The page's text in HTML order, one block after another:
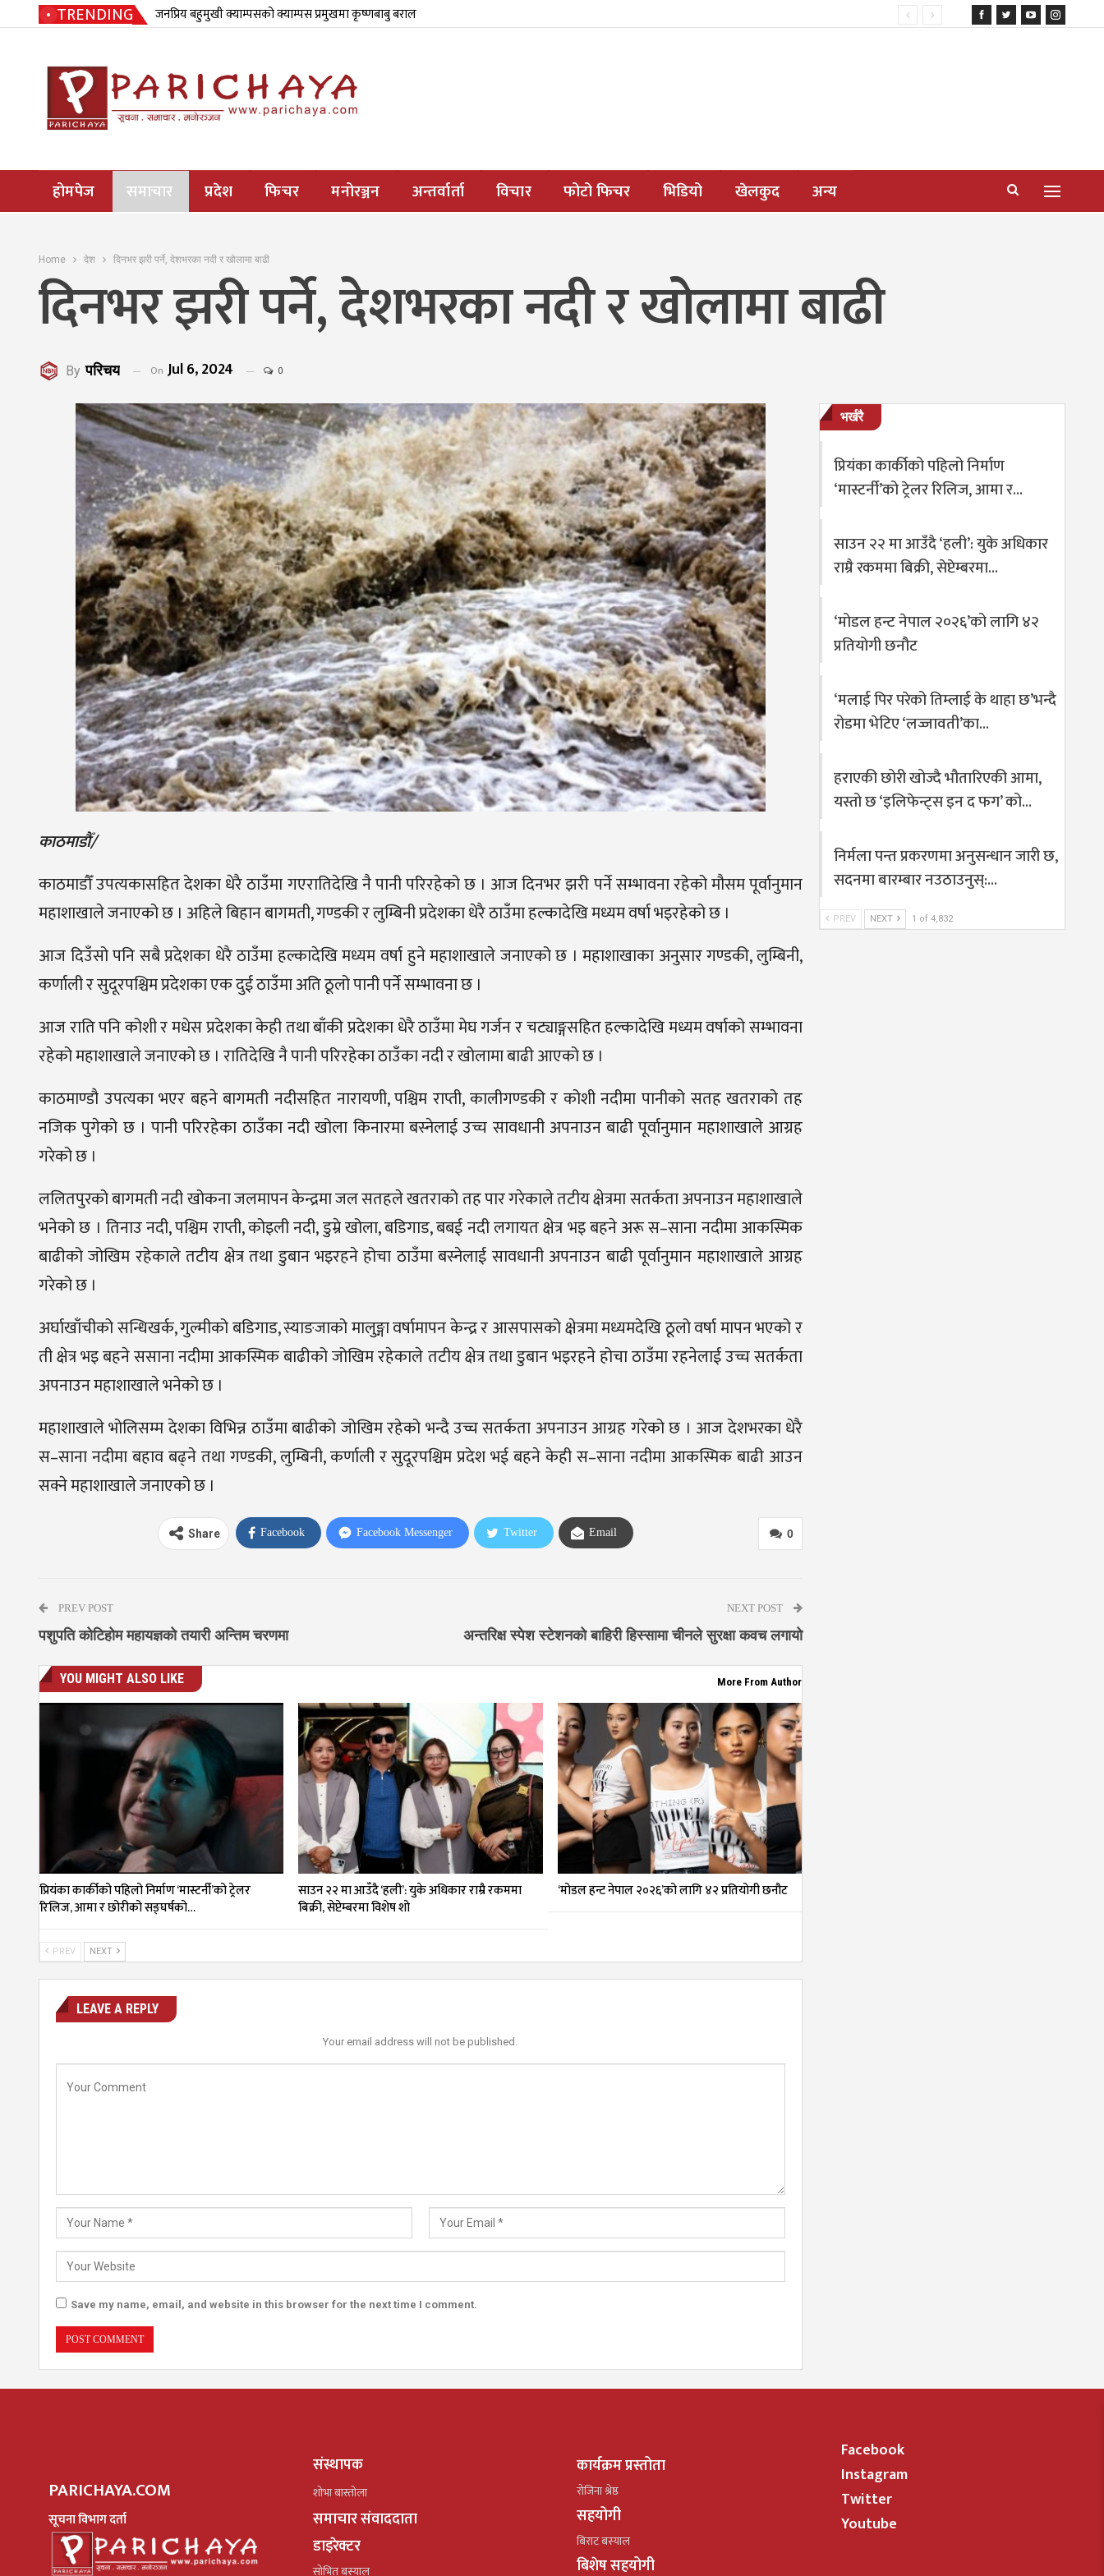
TRENDING जनप्रिय बहुमुखी क्याम्पसको क्याम्पस प्रमुखमा कृष्णबाबु बराल
होमपेज समाचार प्रदेश फिचर मनोरञ्जन अन्तर्वार्ता विचार फोटो फिचर भिडियो खेलकुद अन्य
Home देश दिनभर झरी पर्ने, देशभरका नदी र खोलामा बाढी
दिनभर झरी पर्ने, देशभरका नदी र खोलामा बाढी
By परिचय On Jul 6, 2024 0
काठमाडौँ/
काठमाडौँ उपत्यकासहित देशका धेरै ठाउँमा गएरातिदेखि नै पानी परिरहेको छ । आज दिनभर झरी पर्ने सम्भावना रहेको मौसम पूर्वानुमान
महाशाखाले जनाएको छ । अहिले बिहान बागमती, गण्डकी र लुम्बिनी प्रदेशका धेरै ठाउँमा हल्कादेखि मध्यम वर्षा भइरहेको छ ।
आज दिउँसो पनि सबै प्रदेशका धेरै ठाउँमा हल्कादेखि मध्यम वर्षा हुने महाशाखाले जनाएको छ । महाशाखाका अनुसार गण्डकी, लुम्बिनी,
कर्णाली र सुदूरपश्चिम प्रदेशका एक दुई ठाउँमा अति ठूलो पानी पर्ने सम्भावना छ ।
आज राति पनि कोशी र मधेस प्रदेशका केही तथा बाँकी प्रदेशका धेरै ठाउँमा मेघ गर्जन र चट्याङ्गसहित हल्कादेखि मध्यम वर्षाको सम्भावना
रहेको महाशाखाले जनाएको छ । रातिदेखि नै पानी परिरहेका ठाउँका नदी र खोलामा बाढी आएको छ ।
काठमाण्डौ उपत्यका भएर बहने बागमती नदीसहित नारायणी, पश्चिम राप्ती, कालीगण्डकी र कोशी नदीमा पानीको सतह खतराको तह
नजिक पुगेको छ । पानी परिरहेका ठाउँका नदी खोला किनारमा बस्नेलाई उच्च सावधानी अपनाउन बाढी पूर्वानुमान महाशाखाले आग्रह
गरेको छ ।
ललितपुरको बागमती नदी खोकना जलमापन केन्द्रमा जल सतहले खतराको तह पार गरेकाले तटीय क्षेत्रमा सतर्कता अपनाउन महाशाखाले
भनेको छ । तिनाउ नदी, पश्चिम राप्ती, कोइली नदी, डुम्रे खोला, बडिगाड, बबई नदी लगायत क्षेत्र भइ बहने अरू स–साना नदीमा आकस्मिक
बाढीको जोखिम रहेकाले तटीय क्षेत्र तथा डुबान भइरहने होचा ठाउँमा बस्नेलाई सावधानी अपनाउन बाढी पूर्वानुमान महाशाखाले आग्रह
गरेको छ ।
अर्घाखाँचीको सन्धिखर्क, गुल्मीको बडिगाड, स्याङजाको मालुङ्गा वर्षामापन केन्द्र र आसपासको क्षेत्रमा मध्यमदेखि ठूलो वर्षा मापन भएको र
ती क्षेत्र भइ बहने ससाना नदीमा आकस्मिक बाढीको जोखिम रहेकाले तटीय क्षेत्र तथा डुबान भइरहने होचा ठाउँमा रहनेलाई उच्च सतर्कता
अपनाउन महाशाखाले भनेको छ ।
महाशाखाले भोलिसम्म देशका विभिन्न ठाउँमा बाढीको जोखिम रहेको भन्दै उच्च सतर्कता अपनाउन आग्रह गरेको छ । आज देशभरका धेरै
स–साना नदीमा बहाव बढ्ने तथा गण्डकी, लुम्बिनी, कर्णाली र सुदूरपश्चिम प्रदेश भई बहने केही स–साना नदीमा आकस्मिक बाढी आउन
सक्ने महाशाखाले जनाएको छ ।
0
Share Facebook Facebook Messenger Twitter Email
PREV POST
पशुपति कोटिहोम महायज्ञको तयारी अन्तिम चरणमा
NEXT POST
अन्तरिक्ष स्पेश स्टेशनको बाहिरी हिस्सामा चीनले सुरक्षा कवच लगायो
YOU MIGHT ALSO LIKE More From Author
प्रियंका कार्कीको पहिलो निर्माण ‘मास्टर्नी’को ट्रेलर
रिलिज, आमा र छोरीको सङ्घर्षको…
साउन २२ मा आउँदै ‘हली’: युके अधिकार राम्रै रकममा
बिक्री, सेप्टेम्बरमा विशेष शो
‘मोडल हन्ट नेपाल २०२६’को लागि ४२ प्रतियोगी छनौट
PREV NEXT
LEAVE A REPLY
Your email address will not be published.
Save my name, email, and website in this browser for the next time I comment.
भर्खरै
प्रियंका कार्कीको पहिलो निर्माण
‘मास्टर्नी’को ट्रेलर रिलिज, आमा र…
साउन २२ मा आउँदै ‘हली’: युके अधिकार
राम्रै रकममा बिक्री, सेप्टेम्बरमा…
‘मोडल हन्ट नेपाल २०२६’को लागि ४२
प्रतियोगी छनौट
‘मलाई पिर परेको तिम्लाई के थाहा छ’भन्दै
रोडमा भेटिए ‘लज्जावती’का…
हराएकी छोरी खोज्दै भौतारिएकी आमा,
यस्तो छ ‘इलिफेन्ट्स इन द फग’ को…
निर्मला पन्त प्रकरणमा अनुसन्धान जारी छ,
सदनमा बारम्बार नउठाउनुस्:…
PREV NEXT 1 of 4,832
PARICHAYA.COM
सूचना विभाग दर्ता
संस्थापक
शोभा बास्तोला
समाचार संवाददाता
डाइरेक्टर
सोभित बस्याल
कार्यक्रम प्रस्तोता
रोजिना श्रेष्ठ
सहयोगी
बिराट बस्याल
बिशेष सहयोगी
Facebook
Instagram
Twitter
Youtube